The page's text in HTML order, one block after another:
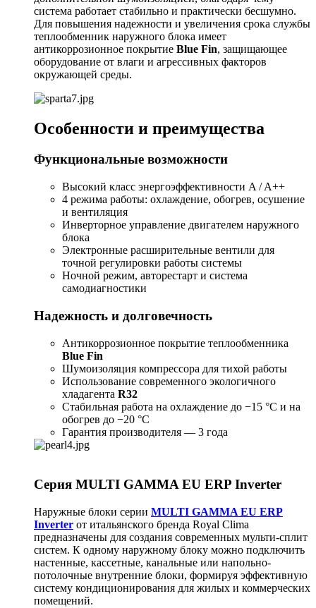
система работает стабильно и практически бесшумно.
Для повышения надежности и увеличения срока службы
теплообменник наружного блока имеет
антикоррозионное покрытие Blue Fin, защищающее
оборудование от влаги и агрессивных факторов
окружающей среды.
Особенности и преимущества
Функциональные возможности
Высокий класс энергоэффективности A / A++
4 режима работы: охлаждение, обогрев, осушение
и вентиляция
Инверторное управление двигателем наружного
блока
Электронные расширительные вентили для
точной регулировки работы системы
Ночной режим, авторестарт и система
самодиагностики
Надежность и долговечность
Антикоррозионное покрытие теплообменника
Blue Fin
Шумоизоляция компрессора для тихой работы
Использование современного экологичного
хладагента R32
Стабильная работа на охлаждение до −15 °C и на
обогрев до −20 °C
Гарантия производителя — 3 года
Серия MULTI GAMMA EU ERP Inverter
Наружные блоки серии MULTI GAMMA EU ERP
Inverter от итальянского бренда Royal Clima
предназначены для создания современных мульти-сплит
систем. К одному наружному блоку можно подключить
настенные, кассетные, канальные или напольно-
потолочные внутренние блоки, формируя эффективную
систему кондиционирования для жилых и коммерческих
помещений.